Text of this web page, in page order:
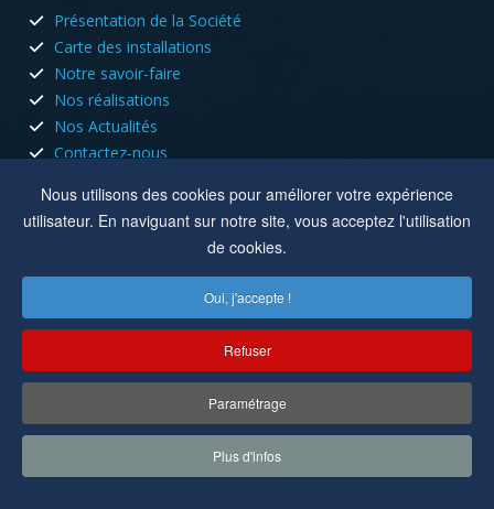
Nous utilisons des cookies pour améliorer votre expérience
utilisateur. En naviguant sur notre site, vous acceptez l'utilisation
de cookies.
Oui, j'accepte !
Refuser
Paramétrage
Plus d'infos
Présentation de la Société
Carte des installations
Notre savoir-faire
Nos réalisations
Nos Actualités
Contactez-nous
HORAIRES D'OUVERTURE
Nous sommes ouvert tous les jours du lundi au vendredi aux
8h à 12h - 13h30 à 17h30
Mer, Ven :8h à 12h
8 rue du capitole 42110 Feurs
Cuisson Electricité
Réalisation parMC&C